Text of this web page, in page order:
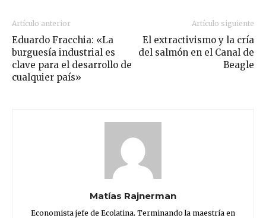
Artículo anterior
Eduardo Fracchia: «La
burguesía industrial es
clave para el desarrollo de
cualquier país»
Artículo siguiente
El extractivismo y la cría
del salmón en el Canal de
Beagle
Matías Rajnerman
Economista jefe de Ecolatina. Terminando la maestría en